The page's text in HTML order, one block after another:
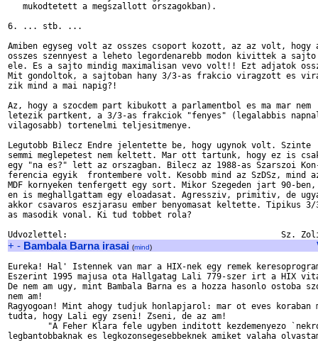
   mukodtetett a megszallott orszagokban).
6. ... stb. ...
Amiben egyseg volt az osszes csoport kozott, az az volt, hogy
osszes szennyest a leheto legordenarebb modon kivittek a sajto
ele. Es a sajto mindig maximalisan vevo volt!! Ezt adjatok
Mit gondoltok, a sajtoban hany 3/3-as frakcio viragzott es
zik mind a mai napig?!
Az, hogy a szocdem part kibukott a parlamentbol es ma mar nem
letezik partkent, a 3/3-as frakciok "fenyes" (legalabbis
vilagosabb) tortenelmi teljesitmenye.
Legutobb Bilecz Endre jelentette be, hogy ugynok volt. Szinte
semmi meglepetest nem keltett. Mar ott tartunk, hogy ez is
egy "na es?" lett az orszagban. Bilecz az 1988-as Szarszoi
ferencia egyik  frontembere volt. Kesobb mind az SzDSz, mind
MDF kornyeken tenfergett egy sort. Mikor Szegeden jart 90-ben,
en is meghallgattam egy eloadasat. Agressziv, primitiv, de
akkor csavaros eszjarasu ember benyomasat keltette. Tipikus 3/
as masodik vonal. Ki tud tobbet rola?
+ - Bambala Barna irasai (mind)
Eureka! Hal' Istennek van mar a HIX-nek egy remek
Eszerint 1995 majusa ota Hallgatag Lali 779-szer irt a HIX
De nem am ugy, mint Bambala Barna es a hozza hasonlo ostoba
nem am!
Ragyogoan! Mint ahogy tudjuk honlapjarol: mar ot eves koraban
tudta, hogy Lali egy zseni! Zseni, de az am!
"A Feher Klara fele ugyben inditott kezdemenyezo
legbantobbaknak es legkozonsegesebbeknek amiket valaha